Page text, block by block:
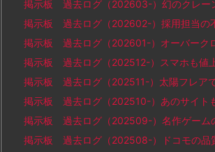
掲示板 過去ログ（202603-）幻のクレー
掲示板 過去ログ（202602-）採用担当の
掲示板 過去ログ（202601-）オーバーク
掲示板 過去ログ（202512-）スマホも値
掲示板 過去ログ（202511-）太陽フレア
掲示板 過去ログ（202510-）あのサイト
掲示板 過去ログ（202509-）名作ゲーム
掲示板 過去ログ（202508-）ドコモの品